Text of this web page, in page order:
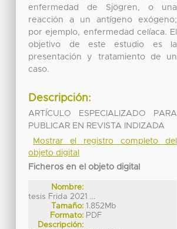
enfermedad de Sjögren, o una
reacción a un antígeno exógeno;
por ejemplo, enfermedad celíaca. El
objetivo de este estudio es la
presentación y tratamiento de un
caso.
Descripción:
ARTÍCULO ESPECIALIZADO PARA
PUBLICAR EN REVISTA INDIZADA
Mostrar el registro completo del
objeto digital
Ficheros en el objeto digital
Nombre:
tesis Frida 2021 ...
Tamaño: 1.852Mb
Formato: PDF
Descripción: